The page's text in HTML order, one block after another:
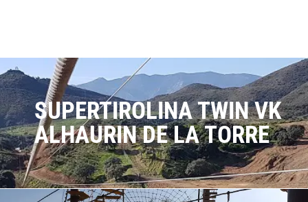
SUPERTIROLINA TWIN VK
ALHAURIN DE LA TORRE